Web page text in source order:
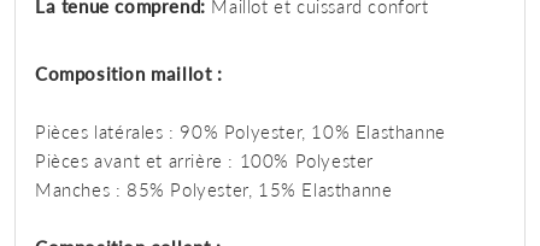
La tenue comprend: Maillot et cuissard confort
Composition maillot :
Pièces latérales : 90% Polyester, 10% Elasthanne
Pièces avant et arrière : 100% Polyester
Manches : 85% Polyester, 15% Elasthanne